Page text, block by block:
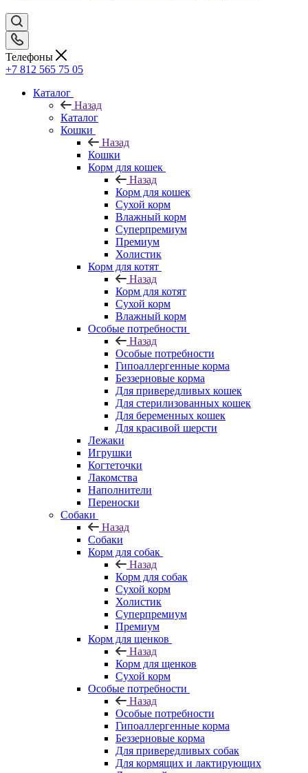
Телефоны
+7 812 565 75 05
Каталог
Назад
Каталог
Кошки
Назад
Кошки
Корм для кошек
Назад
Корм для кошек
Сухой корм
Влажный корм
Суперпремиум
Премиум
Холистик
Корм для котят
Назад
Корм для котят
Сухой корм
Влажный корм
Особые потребности
Назад
Особые потребности
Гипоаллергенные корма
Беззерновые корма
Для привередливых кошек
Для стерилизованных кошек
Для беременных кошек
Для красивой шерсти
Лежаки
Игрушки
Когтеточки
Лакомства
Наполнители
Переноски
Собаки
Назад
Собаки
Корм для собак
Назад
Корм для собак
Сухой корм
Холистик
Суперпремиум
Премиум
Корм для щенков
Назад
Корм для щенков
Сухой корм
Особые потребности
Назад
Особые потребности
Гипоаллергенные корма
Беззерновые корма
Для привередливых собак
Для кормящих и лактирующих